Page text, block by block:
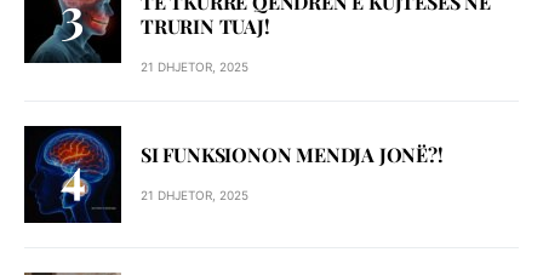
TRURIN TUAJ!
21 DHJETOR, 2025
SI FUNKSIONON MENDJA JONË?!
21 DHJETOR, 2025